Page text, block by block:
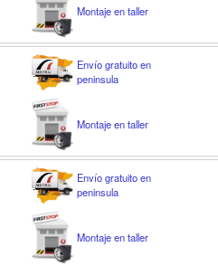
Montaje en taller
Envío gratuito en
peninsula
Montaje en taller
Envío gratuito en
peninsula
Montaje en taller